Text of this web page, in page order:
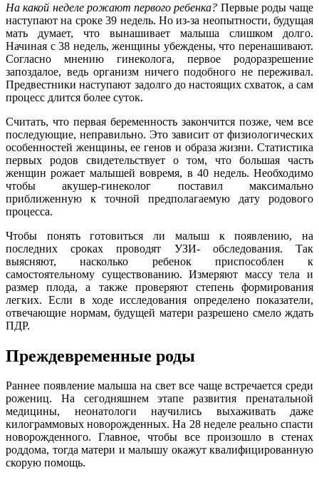
На какой неделе рожают первого ребенка? Первые роды чаще
наступают на сроке 39 недель. Но из-за неопытности, будущая
мать думает, что вынашивает малыша слишком долго.
Начиная с 38 недель, женщины убеждены, что перенашивают.
Согласно мнению гинеколога, первое родоразрешение
запоздалое, ведь организм ничего подобного не переживал.
Предвестники наступают задолго до настоящих схваток, а сам
процесс длится более суток.
Считать, что первая беременность закончится позже, чем все
последующие, неправильно. Это зависит от физиологических
особенностей женщины, ее генов и образа жизни. Статистика
первых родов свидетельствует о том, что большая часть
женщин рожает малышей вовремя, в 40 недель. Необходимо
чтобы акушер-гинеколог поставил максимально
приближенную к точной предполагаемую дату родового
процесса.
Чтобы понять готовиться ли малыш к появлению, на
последних сроках проводят УЗИ- обследования. Так
выясняют, насколько ребенок приспособлен к
самостоятельному существованию. Измеряют массу тела и
размер плода, а также проверяют степень формирования
легких. Если в ходе исследования определено показатели,
отвечающие нормам, будущей матери разрешено смело ждать
ПДР.
Преждевременные роды
Раннее появление малыша на свет все чаще встречается среди
рожениц. На сегодняшнем этапе развития пренатальной
медицины, неонатологи научились выхаживать даже
килограммовых новорожденных. На 28 неделе реально спасти
новорожденного. Главное, чтобы все произошло в стенах
роддома, тогда матери и малышу окажут квалифицированную
скорую помощь.